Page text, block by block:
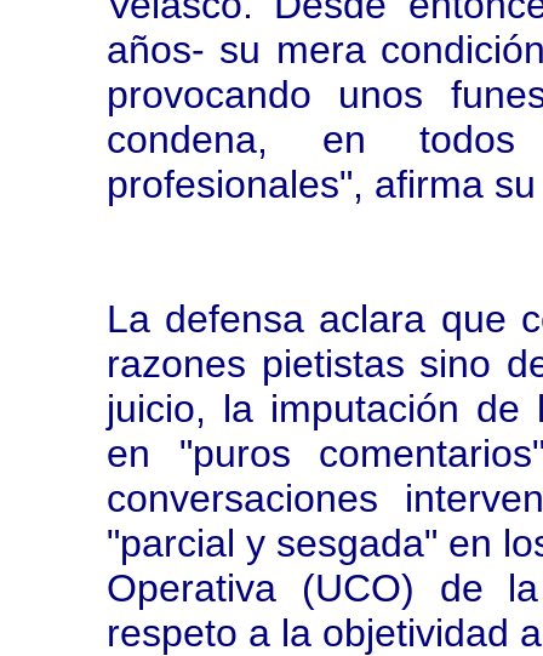
años- su mera
provocando unos
condena, en
profesionales", afirma
La defensa aclara que
razones pietistas sino
juicio, la imputación de
en "puros
conversaciones
"parcial y sesgada" en
Operativa (UCO) de
respeto a la objetividad